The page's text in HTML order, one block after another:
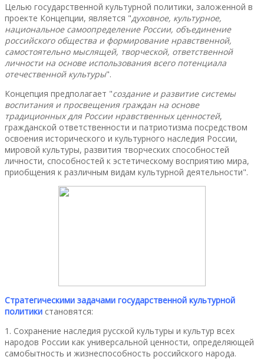
Целью государственной культурной политики, заложенной в
проекте Концепции, является "духовное, культурное,
национальное самоопределение России, объединение
российского общества и формирование нравственной,
самостоятельно мыслящей, творческой, ответственной
личности на основе использования всего потенциала
отечественной культуры".
Концепция предполагает "создание и развитие системы
воспитания и просвещения граждан на основе
традиционных для России нравственных ценностей,
гражданской ответственности и патриотизма посредством
освоения исторического и культурного наследия России,
мировой культуры, развития творческих способностей
личности, способностей к эстетическому восприятию мира,
приобщения к различным видам культурной деятельности".
Стратегическими задачами государственной культурной
политики становятся:
1. Сохранение наследия русской культуры и культур всех
народов России как универсальной ценности, определяющей
самобытность и жизнеспособность российского народа.